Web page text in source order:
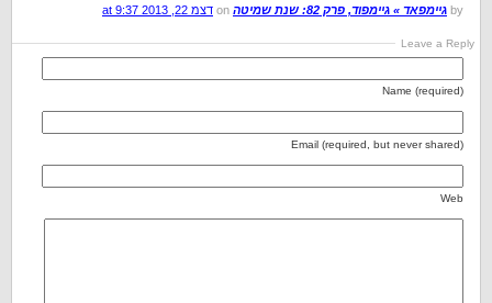
by גיימפאד » גיימפוד, פרק 82: שנת שמיטה דצמ 22, 2013 at 9:37
Leave a Reply
Name (required)
Email (required, but never shared)
Web